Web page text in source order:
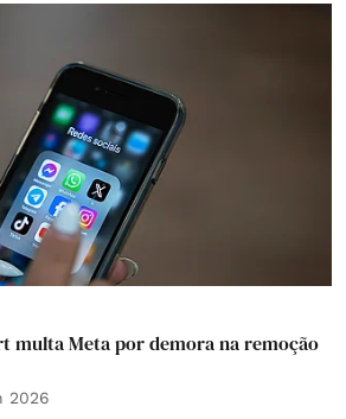
multa Meta por demora na remoção
2026